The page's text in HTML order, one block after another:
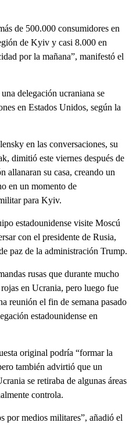
de 500.000 consumidores en
de Kyiv y casi 8.000 en
por la mañana”, manifestó el
delegación ucraniana se
en Estados Unidos, según la
en las conversaciones, su
dimitió este viernes después de
allanaran su casa, creando un
en un momento de
para Kyiv.
estadounidense visite Moscú
con el presidente de Rusia,
paz de la administración Trump.
rusas que durante mucho
en Ucrania, pero luego fue
reunión el fin de semana pasado
estadounidense en
original podría “formar la
también advirtió que un
se retiraba de algunas áreas
controla.
por medios militares”, añadió el